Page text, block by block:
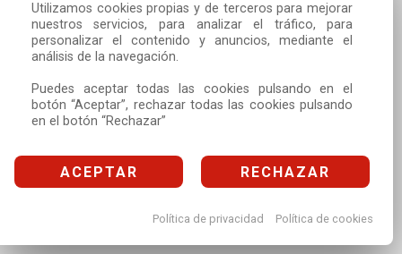
Utilizamos cookies propias y de terceros para mejorar
nuestros servicios, para analizar el tráfico, para
personalizar el contenido y anuncios, mediante el
análisis de la navegación.
Puedes aceptar todas las cookies pulsando en el
botón “Aceptar”, rechazar todas las cookies pulsando
en el botón “Rechazar”
ACEPTAR RECHAZAR
Política de privacidad Política de cookies